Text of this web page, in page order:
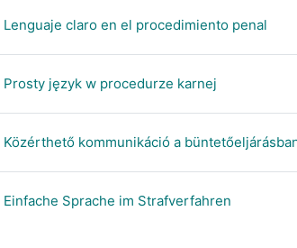
| Lenguaje claro en el procedimiento penal
| Prosty język w procedurze karnejSCORM-
| Közérthető kommunikáció a
| Einfache Sprache im StrafverfahrenSCORM-